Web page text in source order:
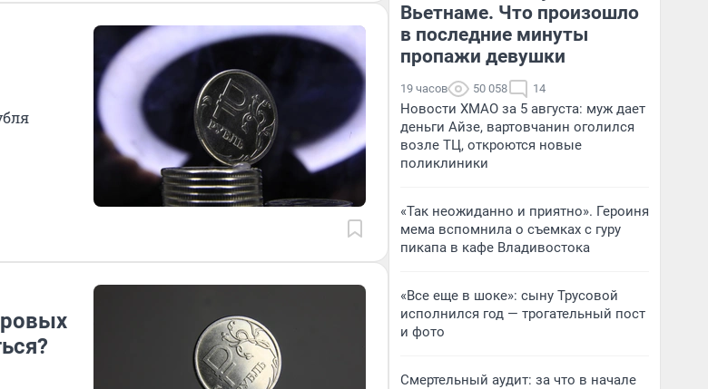
Вьетнаме. Что произошло
в последние минуты
пропажи девушки
19 часов 50 058 14
Новости ХМАО за 5 августа: муж дает
деньги Айзе, вартовчанин оголился
возле ТЦ, откроются новые
поликлиники
«Так неожиданно и приятно». Героиня
мема вспомнила о съемках с гуру
пикапа в кафе Владивостока
«Все еще в шоке»: сыну Трусовой
исполнился год — трогательный пост
и фото
Смертельный аудит: за что в начале